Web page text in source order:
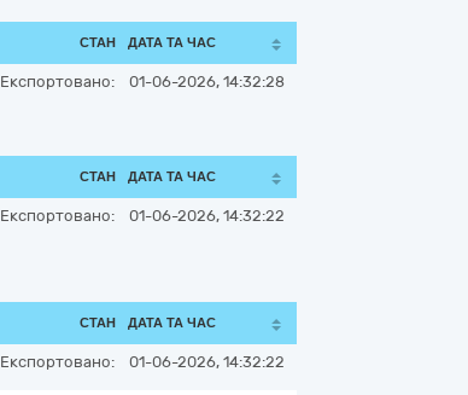
СТАН ДАТА ТА ЧАС
Експортовано: 01-06-2026, 14:32:28
СТАН ДАТА ТА ЧАС
Експортовано: 01-06-2026, 14:32:22
СТАН ДАТА ТА ЧАС
Експортовано: 01-06-2026, 14:32:22